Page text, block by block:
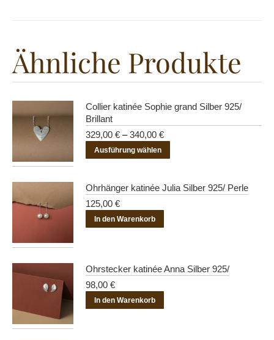
Ähnliche Produkte
Collier katinée Sophie grand Silber 925/
Brillant
329,00 € –340,00 €
Ausführung wählen
mehrere
können
Ohrhänger katinée Julia Silber 925/ Perle
125,00 €
In den Warenkorb
Ohrstecker katinée Anna Silber 925/
98,00 €
In den Warenkorb